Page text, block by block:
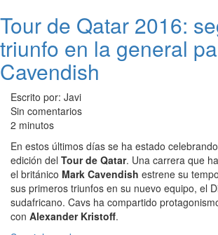
Tour de Qatar 2016:
triunfo en la general
Cavendish
Escrito por: Javi
Sin comentarios
2 minutos
En estos últimos días se ha estado
edición del Tour de Qatar. Una carrera que
el británico Mark Cavendish estrene su
sus primeros triunfos en su nuevo equipo, el
sudafricano. Cavs ha compartido
con Alexander Kristoff.